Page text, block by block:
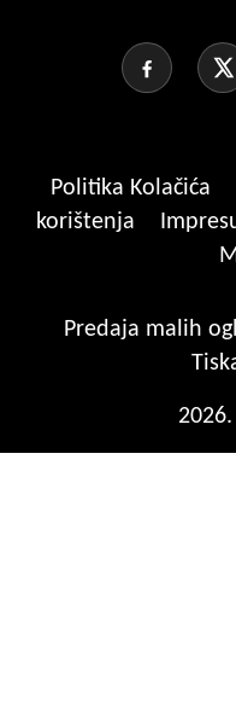
Politika Kolačića
korištenja
Predaja malih